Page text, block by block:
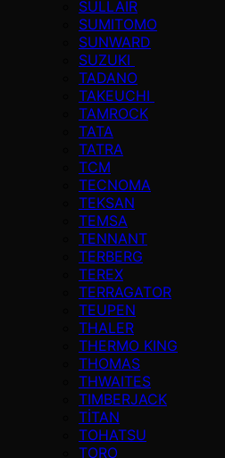
SULLAIR
SUMITOMO
SUNWARD
SUZUKI
TADANO
TAKEUCHI
TAMROCK
TATA
TATRA
TCM
TECNOMA
TEKSAN
TEMSA
TENNANT
TERBERG
TEREX
TERRAGATOR
TEUPEN
THALER
THERMO KING
THOMAS
THWAITES
TIMBERJACK
TİTAN
TOHATSU
TORO